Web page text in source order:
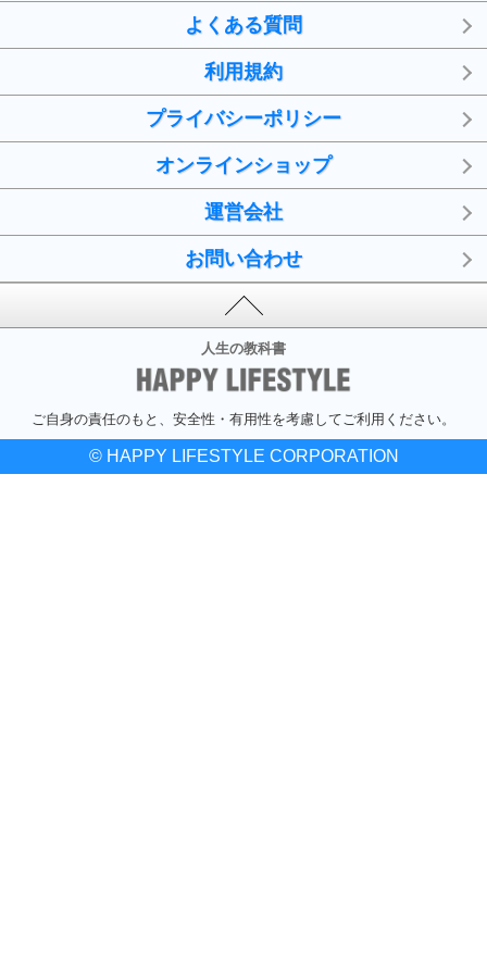
よくある質問
利用規約
プライバシーポリシー
オンラインショップ
運営会社
お問い合わせ
人生の教科書
ご自身の責任のもと、安全性・有用性を考慮してご利用ください。
© HAPPY LIFESTYLE CORPORATION